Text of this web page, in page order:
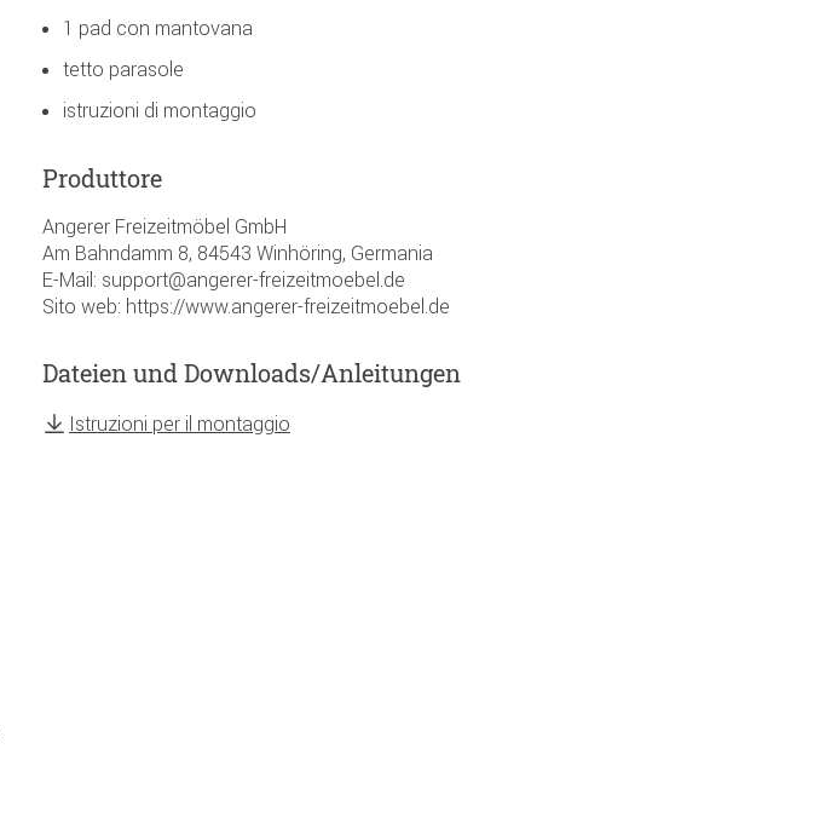
1 pad con mantovana
tetto parasole
istruzioni di montaggio
Produttore
Angerer Freizeitmöbel GmbH
Am Bahndamm 8, 84543 Winhöring, Germania
E-Mail: support@angerer-freizeitmoebel.de
Sito web: https://www.angerer-freizeitmoebel.de
Dateien und Downloads/Anleitungen
Istruzioni per il montaggio